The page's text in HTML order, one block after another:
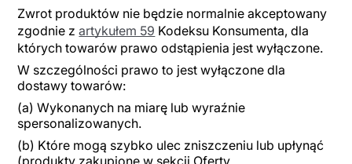
Zwrot produktów nie będzie normalnie akceptowany
zgodnie zartykułem 59 Kodeksu Konsumenta, dla
których towarów prawo odstąpienia jest wyłączone.
W szczególności prawo to jest wyłączone dla
dostawy towarów:
(a) Wykonanych na miarę lub wyraźnie
spersonalizowanych.
(b) Które mogą szybko ulec zniszczeniu lub upłynąć
(produkty zakupione w sekcji Oferty